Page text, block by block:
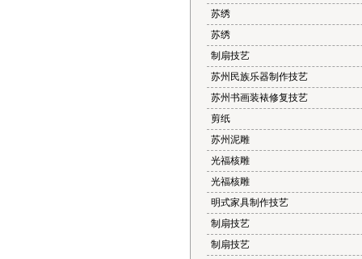
苏绣
苏绣
制扇技艺
苏州民族乐器制作技艺
苏州书画装裱修复技艺
剪纸
苏州泥雕
光福核雕
光福核雕
明式家具制作技艺
制扇技艺
制扇技艺